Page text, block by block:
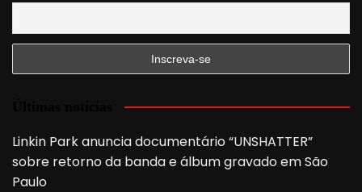
Linkin Park anuncia documentário “UNSHATTER”
sobre retorno da banda e álbum gravado em São
Paulo